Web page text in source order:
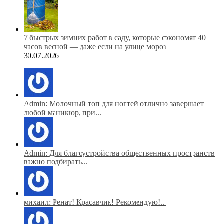
7 быстрых зимних работ в саду, которые сэкономят 40
часов весной — даже если на улице мороз
30.07.2026
Admin: Молочный топ для ногтей отлично завершает
любой маникюр, при...
Admin: Для благоустройства общественных пространств
важно подбирать...
михаил: Ренат! Красавчик! Рекомендую!...